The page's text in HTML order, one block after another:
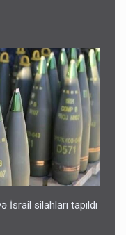
İsrail silahları tapıldı